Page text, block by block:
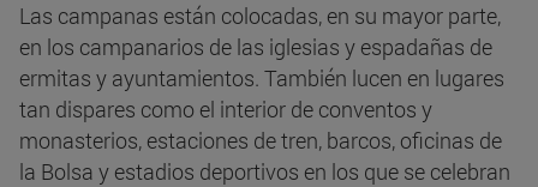
Las campanas están colocadas, en su mayor parte,
en los campanarios de las iglesias y espadañas de
ermitas y ayuntamientos. También lucen en lugares
tan dispares como el interior de conventos y
monasterios, estaciones de tren, barcos, oficinas de
la Bolsa y estadios deportivos en los que se celebran